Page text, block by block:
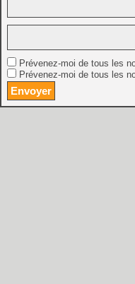
Prévenez-moi de tous les
Prévenez-moi de tous les